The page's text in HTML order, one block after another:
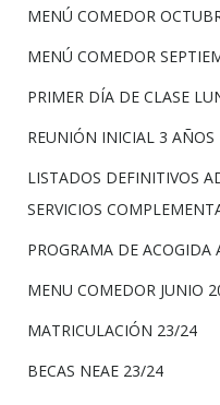
MENÚ COMEDOR
MENÚ COMEDOR
PRIMER DÍA DE CLASE
REUNIÓN INICIAL 3 AÑOS
LISTADOS DEFINITIVOS
SERVICIOS
PROGRAMA DE
MENU COMEDOR JUNIO
MATRICULACIÓN 23/24
BECAS NEAE 23/24